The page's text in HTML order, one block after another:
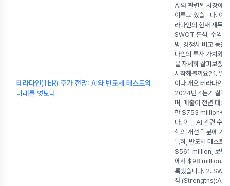
테라다인(TER) 주가 전망: AI와 반도체 테스트의
미래를 엿보다
AI와 관련된 시장에
이루고 있습니다. 이
라다인의 현재 재무
SWOT 분석, 수익 구
망, 경쟁사 비교 등을
다인의 투자 가치와
을 자세히 살펴보겠
시작해볼까요? 1. 일
이나 개요 테라다인
2024년 4분기 실적
며, 매출이 전년 대비
한 $753 million을
다. 이는 AI 관련 수요
학의 개선 덕분에 가
특히, 반도체 테스트
$561 million, 로봇
에서 $98 million의
록했습니다. 2.
점 (Strengths):AI 관